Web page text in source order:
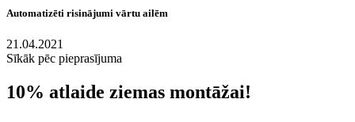
Automatizēti risinājumi vārtu ailēm
21.04.2021
Sīkāk pēc pieprasījuma
10% atlaide ziemas montāžai!